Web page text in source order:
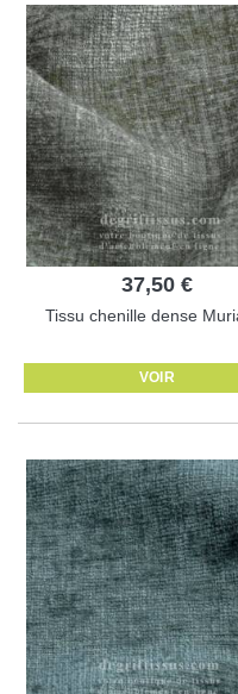
37,50 €
Tissu chenille dense
VOIR